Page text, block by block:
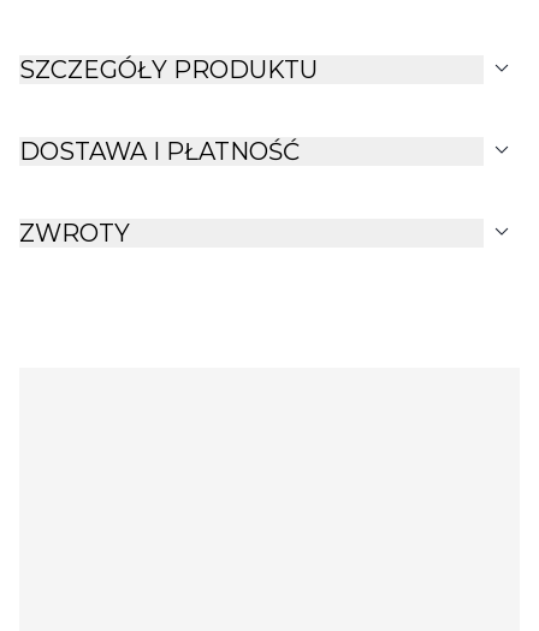
wykorzystania.
SZCZEGÓŁY PRODUKTU expand_more
DOSTAWA I PŁATNOŚĆ expand_more
ZWROTY expand_more